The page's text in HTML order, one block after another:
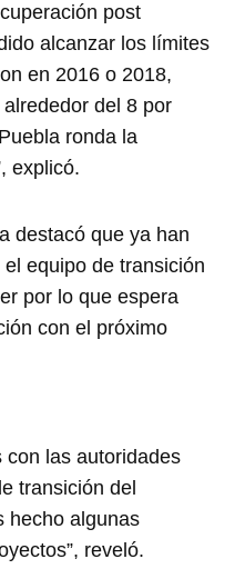
post
alcanzar los límites
en 2016 o 2018,
del 8 por
ronda la
explicó.
destacó que ya han
equipo de transición
por lo que espera
con el próximo
con las autoridades
transición del
hecho algunas
reveló.